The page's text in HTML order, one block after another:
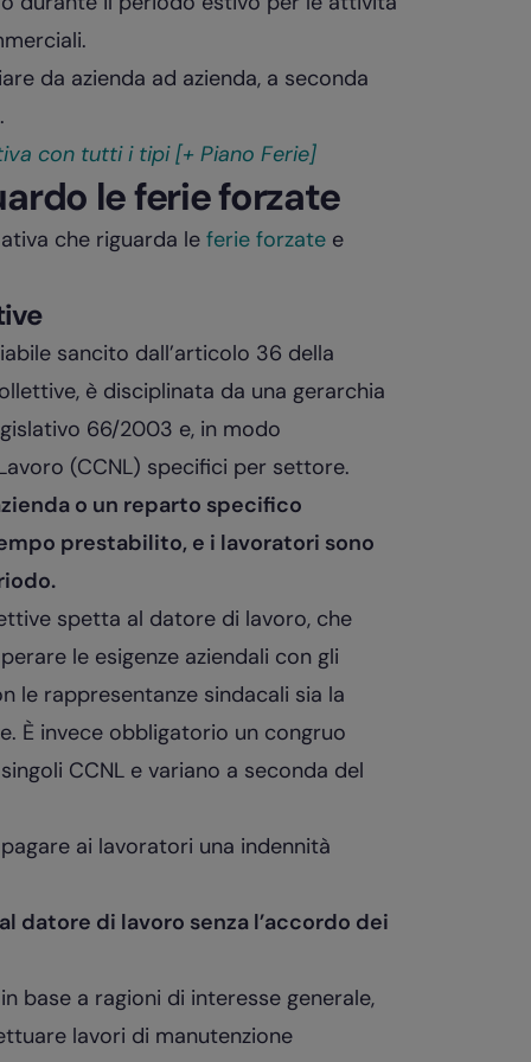
da azienda ad azienda, a seconda
con tutti i tipi [+ Piano Ferie]
le ferie forzate
che riguarda le ferie forzatee
sancito dall’articolo 36 della
è disciplinata da una gerarchia
66/2003 e, in modo
(CCNL) specifici per settore.
o un reparto specifico
prestabilito, e i lavoratori sono
spetta al datore di lavoro, che
le esigenze aziendali con gli
le rappresentanze sindacali sia la
È invece obbligatorio un congruo
CCNL e variano a seconda del
ai lavoratori una indennità
datore di lavoro senza l’accordo dei
base a ragioni di interesse generale,
lavori di manutenzione